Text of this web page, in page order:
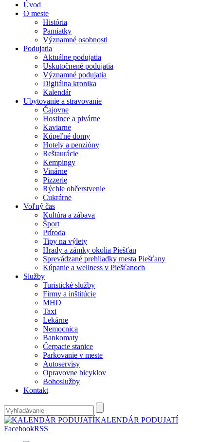
Úvod
O meste
História
Pamiatky
Významné osobnosti
Podujatia
Aktuálne podujatia
Uskutočnené podujatia
Významné podujatia
Digitálna kronika
Kalendár
Ubytovanie a stravovanie
Čajovne
Hostince a pivárne
Kaviarne
Kúpeľné domy
Hotely a penzióny
Reštaurácie
Kempingy
Vinárne
Pizzerie
Rýchle občerstvenie
Cukrárne
Voľný čas
Kultúra a zábava
Šport
Príroda
Tipy na výlety
Hrady a zámky okolia Piešťan
Sprevádzané prehliadky mesta Piešťany
Kúpanie a wellness v Piešťanoch
Služby
Turistické služby
Firmy a inštitúcie
MHD
Taxi
Lekárne
Nemocnica
Bankomaty
Čerpacie stanice
Parkovanie v meste
Autoservisy
Opravovne bicyklov
Bohoslužby
Kontakt
KALENDÁR PODUJATÍ
FacebookRSS